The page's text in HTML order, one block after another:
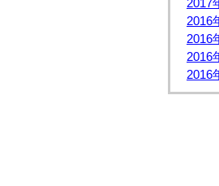
2017
2016
2016
2016
2016